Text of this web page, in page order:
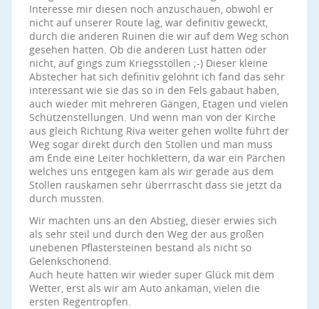
Interesse mir diesen noch anzuschauen, obwohl er
nicht auf unserer Route lag, war definitiv geweckt,
durch die anderen Ruinen die wir auf dem Weg schon
gesehen hatten. Ob die anderen Lust hatten oder
nicht, auf gings zum Kriegsstollen ;-) Dieser kleine
Abstecher hat sich definitiv gelohnt ich fand das sehr
interessant wie sie das so in den Fels gabaut haben,
auch wieder mit mehreren Gängen, Etagen und vielen
Schützenstellungen. Und wenn man von der Kirche
aus gleich Richtung Riva weiter gehen wollte führt der
Weg sogar direkt durch den Stollen und man muss
am Ende eine Leiter hochklettern, da war ein Pärchen
welches uns entgegen kam als wir gerade aus dem
Stollen rauskamen sehr überrrascht dass sie jetzt da
durch mussten.
Wir machten uns an den Abstieg, dieser erwies sich
als sehr steil und durch den Weg der aus großen
unebenen Pflastersteinen bestand als nicht so
Gelenkschonend.
Auch heute hatten wir wieder super Glück mit dem
Wetter, erst als wir am Auto ankaman, vielen die
ersten Regentropfen.